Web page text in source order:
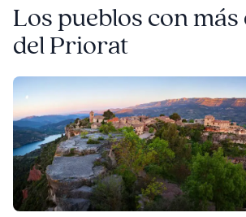
Los pueblos con
del Priorat